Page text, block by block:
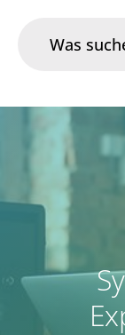
Im Fokus
Portfolio
Infrastruktur &
Über uns